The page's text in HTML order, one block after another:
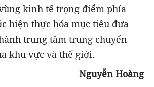
kinh tế trọng điểm phía
hiện thực hóa mục tiêu đưa
trung tâm trung chuyển
khu vực và thế giới.
Nguyễn Hoàng